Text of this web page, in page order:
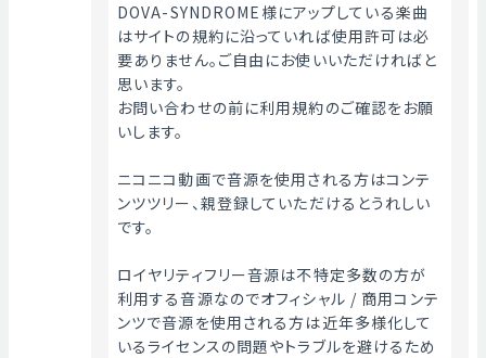
DOVA-SYNDROME様にアップしている楽曲
はサイトの規約に沿っていれば使用許可は必
要ありません。ご自由にお使いいただければと
思います。
お問い合わせの前に利用規約のご確認をお願
いします。
ニコニコ動画で音源を使用される方はコンテ
ンツツリー、親登録していただけるとうれしい
です。
ロイヤリティフリー音源は不特定多数の方が
利用する音源なのでオフィシャル / 商用コンテ
ンツで音源を使用される方は近年多様化して
いるライセンスの問題やトラブルを避けるため